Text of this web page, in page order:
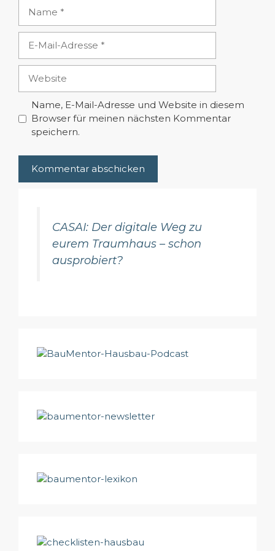
Mail-
Adresse
Name, E-Mail-Adresse und Website in diesem
Browser für meinen nächsten Kommentar
speichern.
CASAI: Der digitale Weg zu
eurem Traumhaus – schon
ausprobiert?